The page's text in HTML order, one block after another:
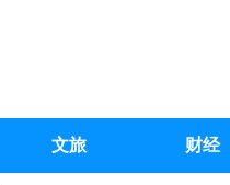
文旅 财经